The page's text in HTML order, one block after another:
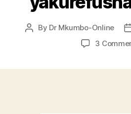
Post
By Dr Mkumbo-Online
3